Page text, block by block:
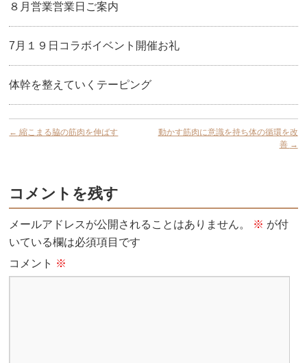
８月営業営業日ご案内
7月１９日コラボイベント開催お礼
体幹を整えていくテーピング
← 縮こまる脇の筋肉を伸ばす
動かす筋肉に意識を持ち体の循環を改
善 →
コメントを残す
メールアドレスが公開されることはありません。 ※ が付
いている欄は必須項目です
コメント ※